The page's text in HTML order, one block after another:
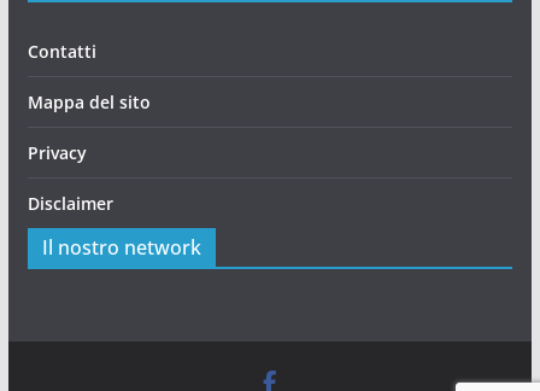
Contatti
Mappa del sito
Privacy
Disclaimer
Il nostro network